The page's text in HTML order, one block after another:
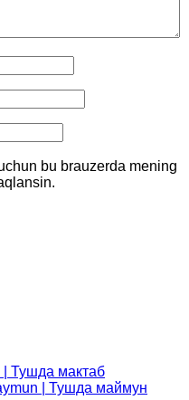
bu brauzerda mening
| Тушда мактаб
| Тушда маймун